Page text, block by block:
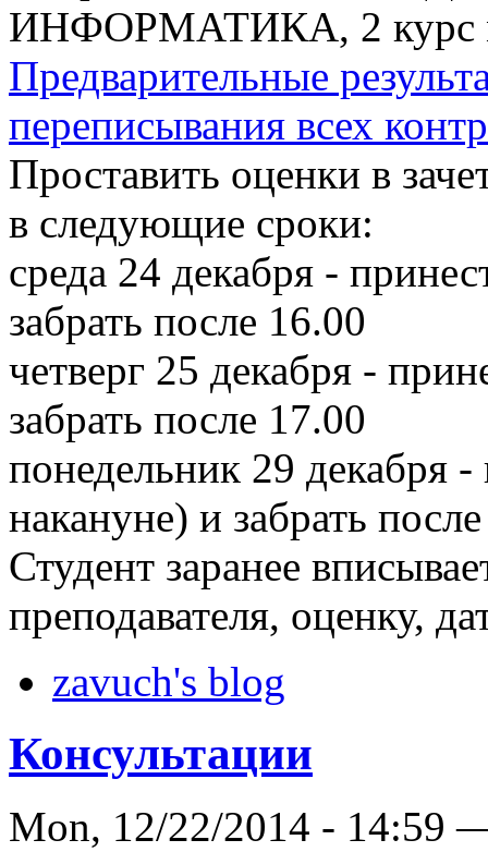
ИНФОРМАТИКА, 2 курс
Предварительные
переписывания всех
Проставить оценки в
в следующие сроки:
среда 24 декабря -
забрать после 16.00
четверг 25 декабря -
забрать после 17.00
понедельник 29 декабря
накануне) и забрать
Студент заранее
преподавателя, оценку,
zavuch's blog
Консультации
Mon, 12/22/2014 - 14:59